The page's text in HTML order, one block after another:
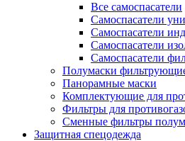
Все самоспасатели
Самоспасатели
Самоспасатели
Самоспасатели
Самоспасатели
Полумаски
Панорамные маски
Комплектующие для
Фильтры для
Сменные фильтры
Защитная спецодежда